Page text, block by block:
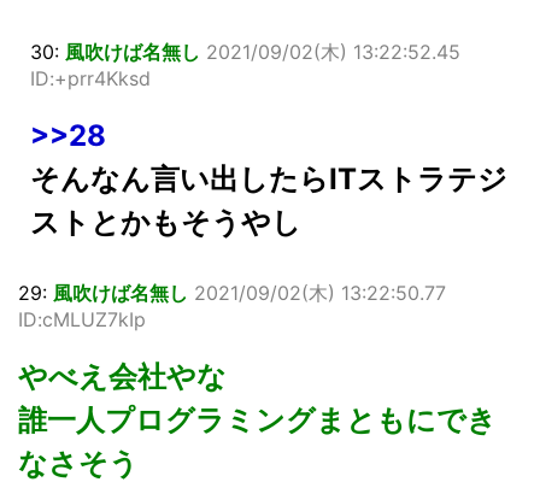
30: 風吹けば名無し 2021/09/02(木) 13:22:52.45
ID:+prr4Kksd
>>28
そんなん言い出したらITストラテジ
ストとかもそうやし
29: 風吹けば名無し 2021/09/02(木) 13:22:50.77
ID:cMLUZ7kIp
やべえ会社やな
誰一人プログラミングまともにでき
なさそう